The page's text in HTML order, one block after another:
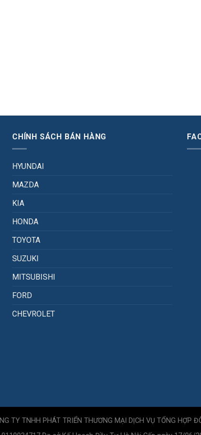
CHÍNH SÁCH BÁN HÀNG
HYUNDAI
MAZDA
KIA
HONDA
TOYOTA
SUZUKI
MITSUBISHI
FORD
CHEVROLET
TY TNHH PHÁT TRIỂN THƯƠNG MẠI DỊCH VỤ TỔNG HỢP